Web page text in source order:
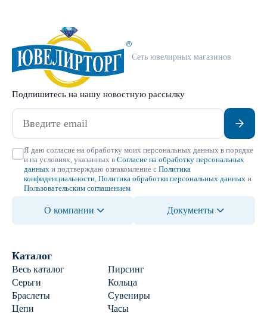
Сеть ювелирных магазинов
Подпишитесь на нашу новостную рассылку
Я даю согласие на обработку моих персональных данных в порядке
и на условиях, указанных в Согласие на обработку персональных
данных и подтверждаю ознакомление с Политика
конфиденциальности Политика обработки персональных данных и
Пользовательским соглашением
О компании Документы
Каталог
Весь каталог
Пирсинг
Серьги
Кольца
Браслеты
Сувениры
Цепи
Часы